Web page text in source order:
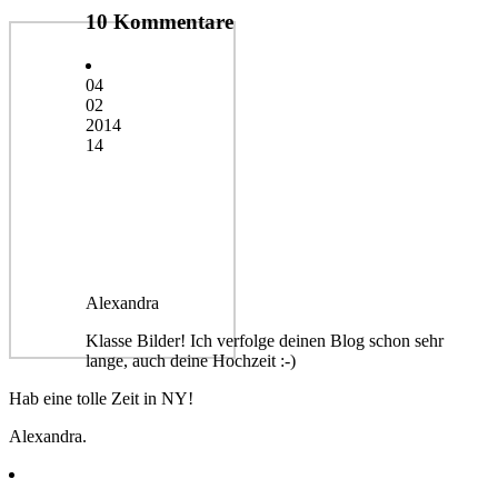
10 Kommentare
04
02
2014
14
Alexandra
Klasse Bilder! Ich verfolge deinen Blog schon sehr
lange, auch deine Hochzeit :-)
Hab eine tolle Zeit in NY!
Alexandra.